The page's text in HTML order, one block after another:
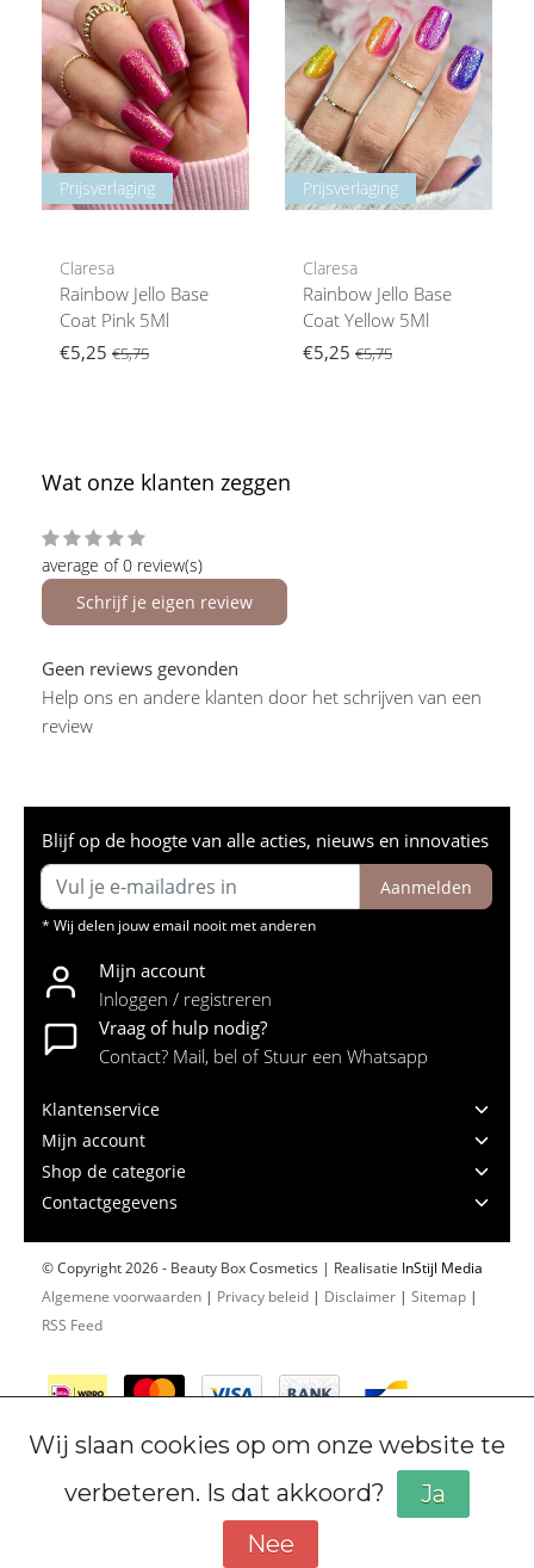
Prijsverlaging
Claresa
Rainbow Jello Base
Coat Pink 5Ml
€5,25 €5,75
Prijsverlaging
Claresa
Rainbow Jello Base
Coat Yellow 5Ml
€5,25 €5,75
Wat onze klanten zeggen
average of 0 review(s)
Schrijf je eigen review
Geen reviews gevonden
Help ons en andere klanten door het schrijven van een
review
Blijf op de hoogte van alle acties, nieuws en innovaties
Aanmelden
* Wij delen jouw email nooit met anderen
Mijn account
Inloggen / registreren
Vraag of hulp nodig?
Contact? Mail, bel of Stuur een Whatsapp
Klantenservice
Mijn account
Shop de categorie
Contactgegevens
© Copyright 2026 - Beauty Box Cosmetics | Realisatie InStijl Media
Algemene voorwaarden | Privacy beleid | Disclaimer | Sitemap |
RSS Feed
Wij slaan cookies op om onze website te
verbeteren. Is dat akkoord?
Ja
Nee